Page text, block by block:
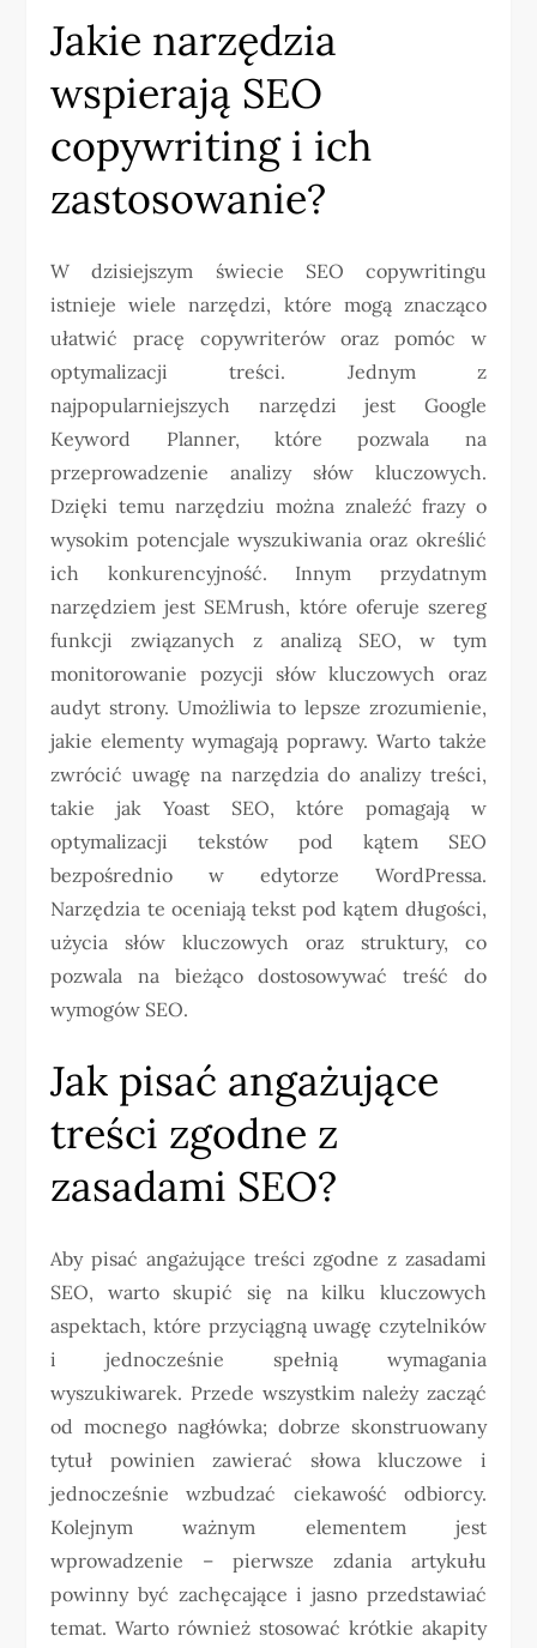
Jakie narzędzia
wspierają SEO
copywriting i ich
zastosowanie?
W dzisiejszym świecie SEO copywritingu
istnieje wiele narzędzi, które mogą znacząco
ułatwić pracę copywriterów oraz pomóc w
optymalizacji treści. Jednym z
najpopularniejszych narzędzi jest Google
Keyword Planner, które pozwala na
przeprowadzenie analizy słów kluczowych.
Dzięki temu narzędziu można znaleźć frazy o
wysokim potencjale wyszukiwania oraz określić
ich konkurencyjność. Innym przydatnym
narzędziem jest SEMrush, które oferuje szereg
funkcji związanych z analizą SEO, w tym
monitorowanie pozycji słów kluczowych oraz
audyt strony. Umożliwia to lepsze zrozumienie,
jakie elementy wymagają poprawy. Warto także
zwrócić uwagę na narzędzia do analizy treści,
takie jak Yoast SEO, które pomagają w
optymalizacji tekstów pod kątem SEO
bezpośrednio w edytorze WordPressa.
Narzędzia te oceniają tekst pod kątem długości,
użycia słów kluczowych oraz struktury, co
pozwala na bieżąco dostosowywać treść do
wymogów SEO.
Jak pisać angażujące
treści zgodne z
zasadami SEO?
Aby pisać angażujące treści zgodne z zasadami
SEO, warto skupić się na kilku kluczowych
aspektach, które przyciągną uwagę czytelników
i jednocześnie spełnią wymagania
wyszukiwarek. Przede wszystkim należy zacząć
od mocnego nagłówka; dobrze skonstruowany
tytuł powinien zawierać słowa kluczowe i
jednocześnie wzbudzać ciekawość odbiorcy.
Kolejnym ważnym elementem jest
wprowadzenie – pierwsze zdania artykułu
powinny być zachęcające i jasno przedstawiać
temat. Warto również stosować krótkie akapity